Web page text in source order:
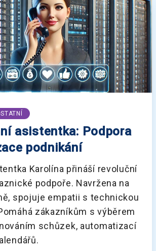
asistentka: Podpora
podnikání
Karolína přináší revoluční
podpoře. Navržena na
spojuje empatii s technickou
zákazníkům s výběrem
schůzek, automatizací